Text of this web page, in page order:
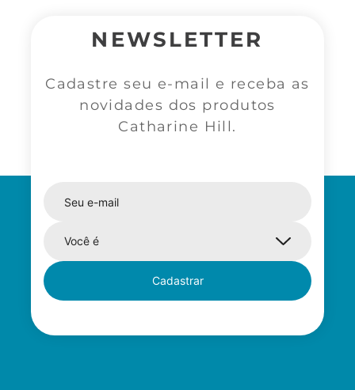
NEWSLETTER
Cadastre seu e-mail e receba as
novidades dos produtos
Catharine Hill.
Cadastrar